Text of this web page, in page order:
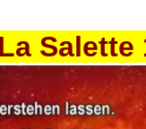
La Salette